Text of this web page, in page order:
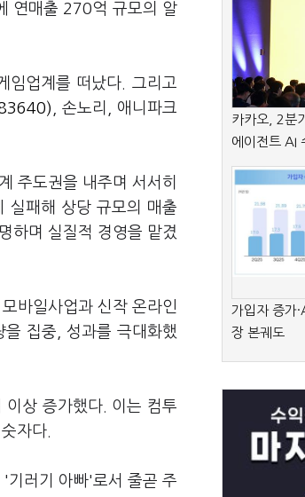
연매출 270억 규모의 알
임업계를 떠났다. 그리고
, 손노리, 애니파크
주도권을 내주며 서서히
실패해 상당 규모의 매출
하며 실질적 경영을 맡겼
바일사업과 신작 온라인
집중, 성과를 극대화했
상 증가했다. 이는 컴투
자다.
기러기 아빠'로서 줄곧 주
카카오, 2분
에이전트 AI
가입자 증가
장 본궤도